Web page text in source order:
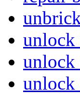
unlock
unlock
unlock